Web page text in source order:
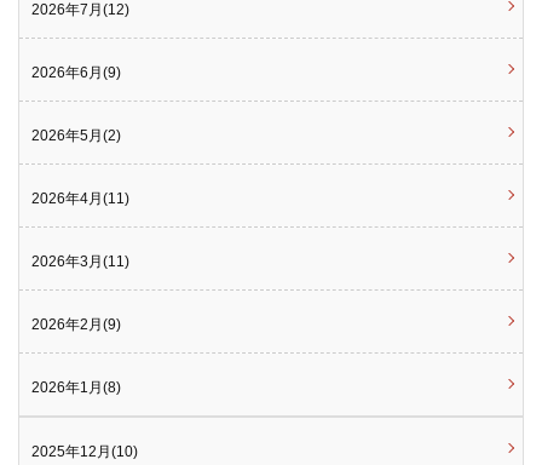
2026年7月(12)
2026年6月(9)
2026年5月(2)
2026年4月(11)
2026年3月(11)
2026年2月(9)
2026年1月(8)
2025年12月(10)